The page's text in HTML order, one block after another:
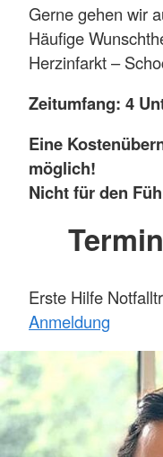
Gerne gehen wir
Häufige
Herzinfarkt –
Zeitumfang: 4
Eine
möglich!
Nicht für den
Erste Hilfe
Anmeldung